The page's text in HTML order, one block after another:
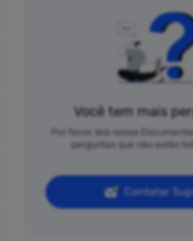
Você tem mais
Por favor, leia nossa
perguntas que não estão
Contatar